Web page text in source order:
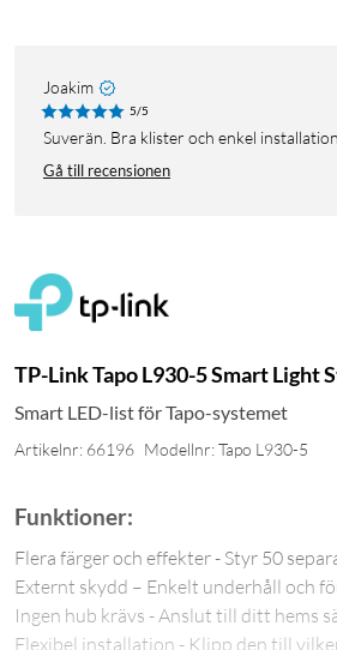
Joakim
5/5
Suverän. Bra klister och enkel
Gå till recensionen
TP-Link Tapo L930-5 Smart Light
Smart LED-list för Tapo-systemet
Artikelnr: 66196 Modellnr: Tapo L930-5
Funktioner:
Flera färger och effekter - Styr 50
Externt skydd – Enkelt underhåll och
Ingen hub krävs - Anslut till ditt hems
Flexibel installation - Klipp den till